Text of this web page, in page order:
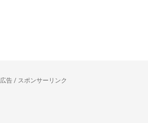
広告 / スポンサーリンク